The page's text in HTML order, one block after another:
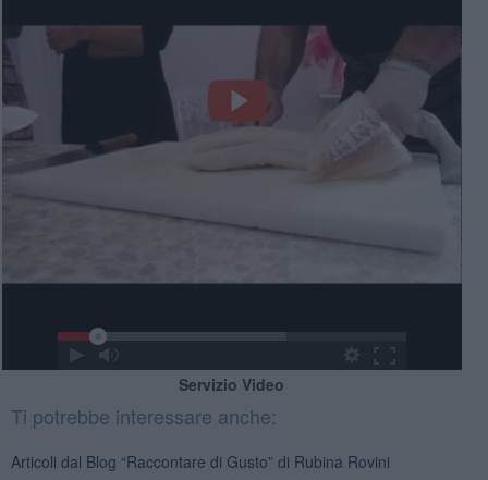
Servizio Video
Ti potrebbe interessare anche:
Articoli dal Blog “Raccontare di Gusto” di Rubina Rovini